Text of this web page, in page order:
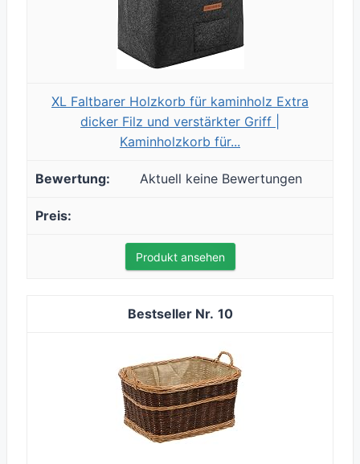
XL Faltbarer Holzkorb für kaminholz Extra
dicker Filz und verstärkter Griff |
Kaminholzkorb für...
Aktuell keine Bewertungen
Produkt ansehen
10